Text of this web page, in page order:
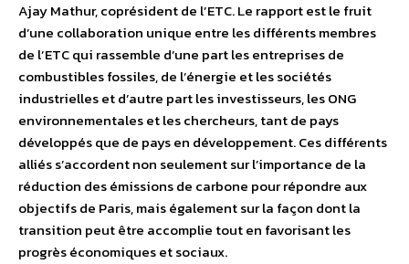
Ajay Mathur, coprésident de l’ETC. Le rapport est le fruit
d’une collaboration unique entre les différents membres
de l’ETC qui rassemble d’une part les entreprises de
combustibles fossiles, de l’énergie et les sociétés
industrielles et d’autre part les investisseurs, les ONG
environnementales et les chercheurs, tant de pays
développés que de pays en développement. Ces différents
alliés s’accordent non seulement sur l’importance de la
réduction des émissions de carbone pour répondre aux
objectifs de Paris, mais également sur la façon dont la
transition peut être accomplie tout en favorisant les
progrès économiques et sociaux.